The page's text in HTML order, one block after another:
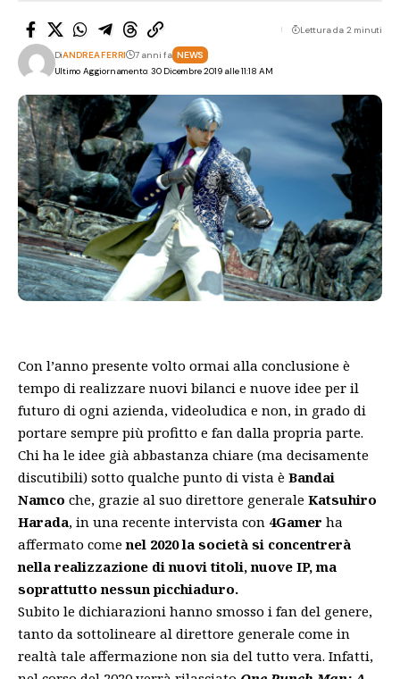
Ultimo Aggiornamento: 30 Dicembre 2019 alle 11:18 AM
DiANDREA FERRI 7 anni fa NEWS
Lettura da 2 minuti
Con l’anno presente volto ormai alla conclusione è
tempo di realizzare nuovi bilanci e nuove idee per il
futuro di ogni azienda, videoludica e non, in grado di
portare sempre più profitto e fan dalla propria parte.
Chi ha le idee già abbastanza chiare (ma decisamente
discutibili) sotto qualche punto di vista è Bandai
Namco che, grazie al suo direttore generale Katsuhiro
Harada, in una recente intervista con 4Gamer ha
affermato comenel 2020 la società si concentrerà
nella realizzazione di nuovi titoli, nuove IP, ma
soprattutto nessun picchiaduro.
Subito le dichiarazioni hanno smosso i fan del genere,
tanto da sottolineare al direttore generale come in
realtà tale affermazione non sia del tutto vera. Infatti,